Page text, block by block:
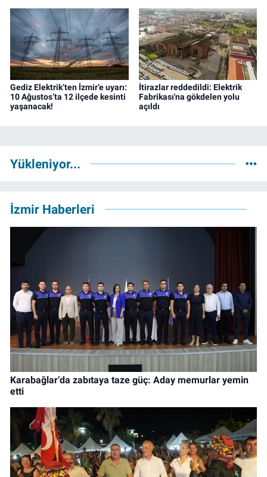
Gediz Elektrik’ten İzmir’e uyarı:
10 Ağustos’ta 12 ilçede kesinti
yaşanacak!
İtirazlar reddedildi: Elektrik
Fabrikası'na gökdelen yolu
açıldı
Yükleniyor...
İzmir Haberleri
Karabağlar’da zabıtaya taze güç: Aday memurlar yemin
etti